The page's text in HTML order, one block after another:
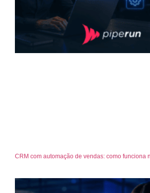
CRM com automação de vendas: como funciona